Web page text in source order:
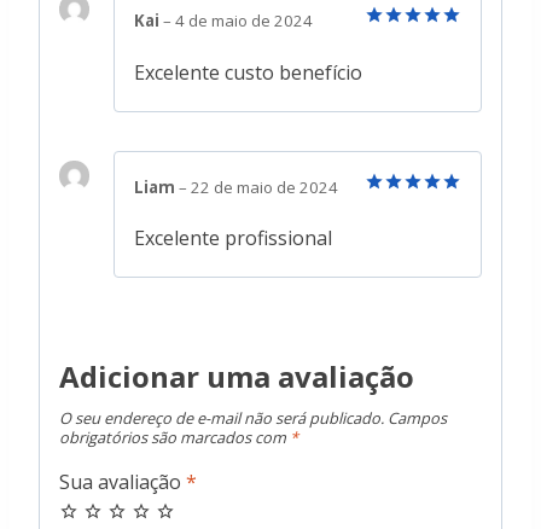
Kai – 4 de maio de 2024
Excelente custo benefício
Liam – 22 de maio de 2024
Excelente profissional
Adicionar uma avaliação
O seu endereço de e-mail não será publicado. Campos
obrigatórios são marcados com *
Sua avaliação *